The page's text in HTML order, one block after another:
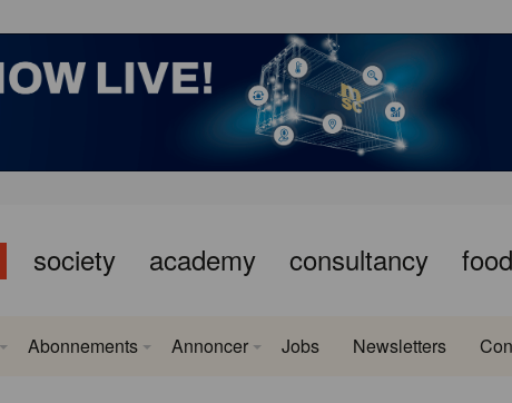
society academy consultancy
Abonnements Annoncer Jobs Newsletters